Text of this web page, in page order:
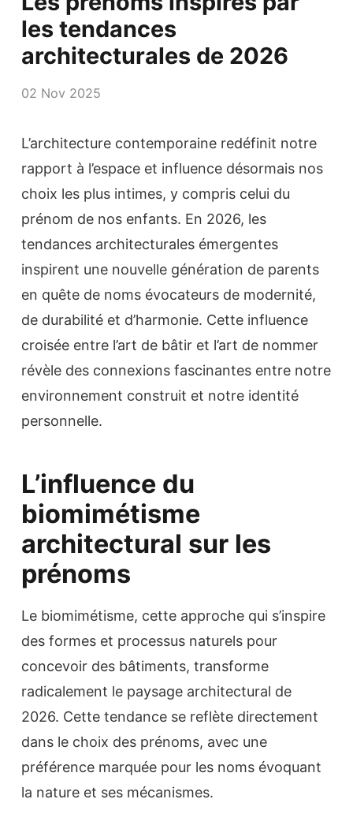
les tendances
architecturales de 2026
02 Nov 2025
L’architecture contemporaine redéfinit notre
rapport à l’espace et influence désormais nos
choix les plus intimes, y compris celui du
prénom de nos enfants. En 2026, les
tendances architecturales émergentes
inspirent une nouvelle génération de parents
en quête de noms évocateurs de modernité,
de durabilité et d’harmonie. Cette influence
croisée entre l’art de bâtir et l’art de nommer
révèle des connexions fascinantes entre notre
environnement construit et notre identité
personnelle.
L’influence du
biomimétisme
architectural sur les
prénoms
Le biomimétisme, cette approche qui s’inspire
des formes et processus naturels pour
concevoir des bâtiments, transforme
radicalement le paysage architectural de
2026. Cette tendance se reflète directement
dans le choix des prénoms, avec une
préférence marquée pour les noms évoquant
la nature et ses mécanismes.